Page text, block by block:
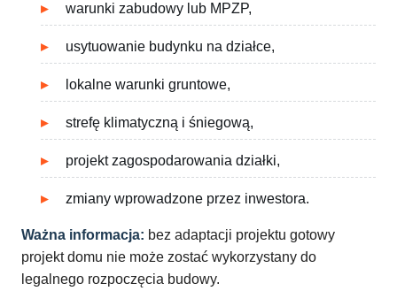
warunki zabudowy lub MPZP,
usytuowanie budynku na działce,
lokalne warunki gruntowe,
strefę klimatyczną i śniegową,
projekt zagospodarowania działki,
zmiany wprowadzone przez inwestora.
Ważna informacja: bez adaptacji projektu gotowy
projekt domu nie może zostać wykorzystany do
legalnego rozpoczęcia budowy.